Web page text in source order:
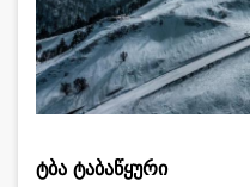
ტბა ტაბაწყური